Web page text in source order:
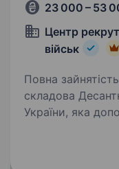
23 000 – 53
Центр
військ
Повна зайнятість. Огляд 2 центр
складова
України, яка
складається з